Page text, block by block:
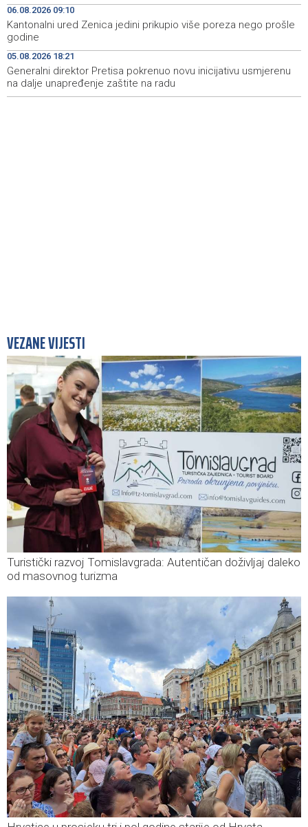
12:21
Nastavljena saradnja Općine Novi Grad i Sarajevo Film
Festivala, potpisan ugovor
12:03
Europol: U Srbiji i Njemačkoj uhićeni krijumčari migranata
iz Sirije
06.08.2026 09:10
Kantonalni ured Zenica jedini prikupio više poreza nego prošle
godine
05.08.2026 18:21
Generalni direktor Pretisa pokrenuo novu inicijativu usmjerenu
na dalje unapređenje zaštite na radu
VEZANE VIJESTI
Turistički razvoj Tomislavgrada: Autentičan doživljaj daleko
od masovnog turizma